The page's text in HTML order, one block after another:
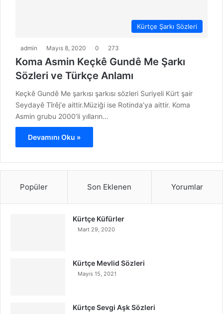
Kürtçe Şarkı Sözleri
admin Mayıs 8, 2020 0 273
Koma Asmin Keçkê Gundê Me Şarkı
Sözleri ve Türkçe Anlamı
Keçkê Gundê Me şarkısı şarkısı sözleri Suriyeli Kürt şair
Seydayê Tîrêj‘e aittir.Müziği ise Rotinda’ya aittir. Koma
Asmin grubu 2000’li yılların…
Devamını Oku »
Popüler Son Eklenen Yorumlar
Kürtçe Küfürler
Mart 29, 2020
Kürtçe Mevlid Sözleri
Mayıs 15, 2021
Kürtçe Sevgi Aşk Sözleri